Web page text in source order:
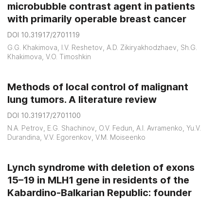
microbubble contrast agent in patients
with primarily operable breast cancer
DOI 10.31917/2701119
G.G. Khakimova, I.V. Reshetov, A.D. Zikiryakhodzhaev, Sh.G.
Khakimova, V.O. Timoshkin
Methods of local control of malignant
lung tumors. A literature review
DOI 10.31917/2701100
N.A. Petrov, E.G. Shachinov, O.V. Fedun, A.I. Avramenko, Yu.V.
Durandina, V.V. Egorenkov, V.M. Moiseenko
Lynch syndrome with deletion of exons
15–19 in MLH1 gene in residents of the
Kabardino-Balkarian Republic: founder